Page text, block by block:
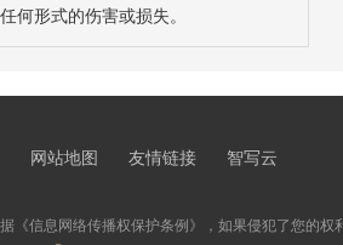
形式的伤害或损失。
网站地图 友情链接 智写云
信息网络传播权保护条例》，如果侵犯了您的权